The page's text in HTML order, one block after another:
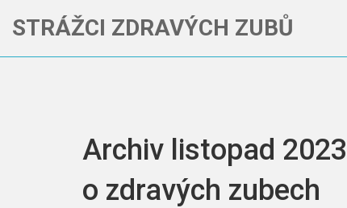
STRÁŽCI ZDRAVÝCH ZUBŮ
Archiv listopad
o zdravých zubech